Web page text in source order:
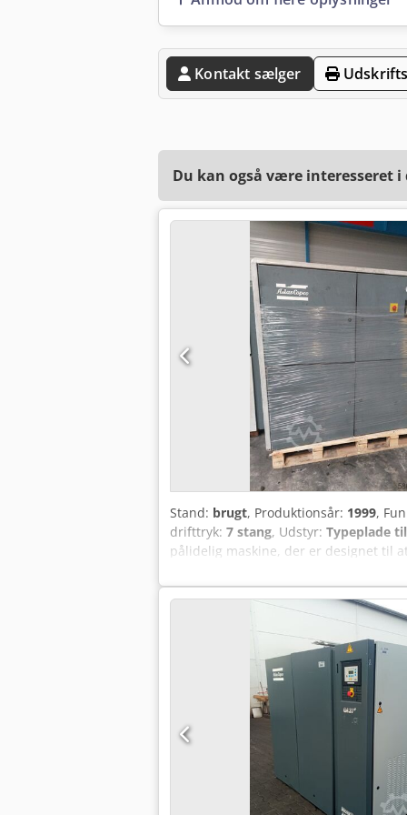
Kontakt sælger
Du kan også være interesseret i
Stand: brugt, Produktionsår: 1999,
drifttryk: 7 stang, Udstyr: Typeplade
pålidelig maskine, der er designet til
GA37 er fremstillet af Atlas Copco,
Takket være dens avancerede
kompressor er perfekt til
fornuftigt valg til forskellige
fremragende forhold mellem pris og
inden for smurte kompressorer.